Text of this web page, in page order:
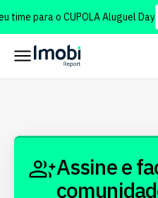
time para o CUPOLA Aluguel Day
Assine e